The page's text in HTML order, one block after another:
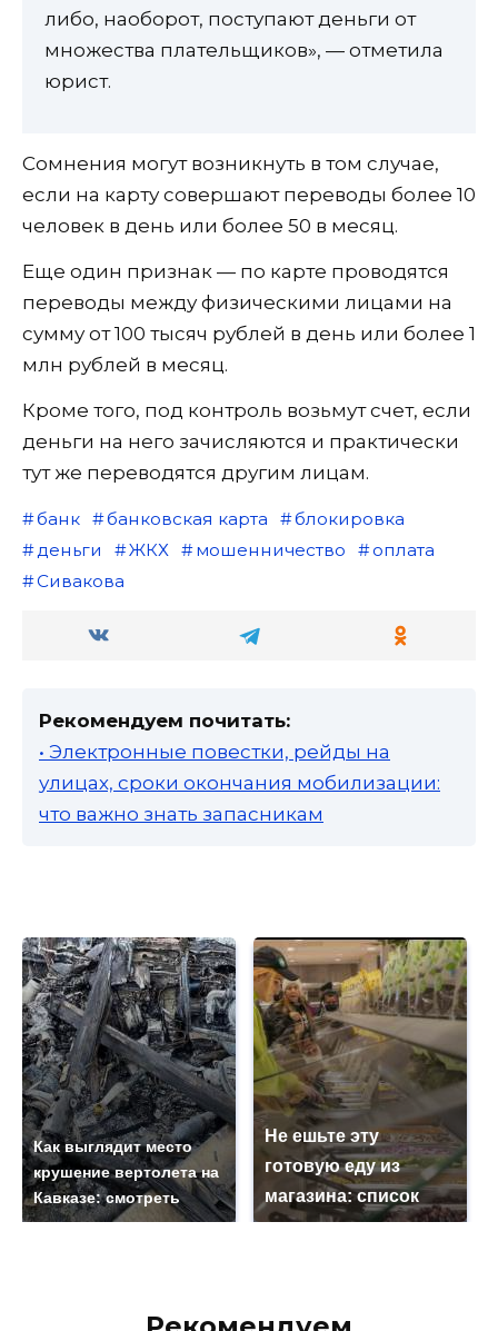
либо, наоборот, поступают деньги от
множества плательщиков», — отметила
юрист.
Сомнения могут возникнуть в том случае,
если на карту совершают переводы более 10
человек в день или более 50 в месяц.
Еще один признак — по карте проводятся
переводы между физическими лицами на
сумму от 100 тысяч рублей в день или более 1
млн рублей в месяц.
Кроме того, под контроль возьмут счет, если
деньги на него зачисляются и практически
тут же переводятся другим лицам.
банк банковская карта
блокировка
деньги
ЖКХ мошенничество
оплата
Сивакова
Рекомендуем почитать:
• Электронные повестки, рейды на
улицах, сроки окончания мобилизации:
что важно знать запасникам
Как выглядит место
крушение вертолета на
Кавказе: смотреть
Не ешьте эту
готовую еду из
магазина: список